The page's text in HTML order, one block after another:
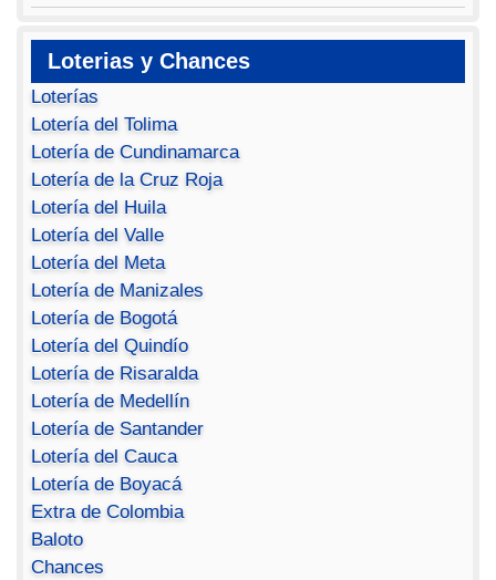
Loterias y Chances
Loterías
Lotería del Tolima
Lotería de Cundinamarca
Lotería de la Cruz Roja
Lotería del Huila
Lotería del Valle
Lotería del Meta
Lotería de Manizales
Lotería de Bogotá
Lotería del Quindío
Lotería de Risaralda
Lotería de Medellín
Lotería de Santander
Lotería del Cauca
Lotería de Boyacá
Extra de Colombia
Baloto
Chances